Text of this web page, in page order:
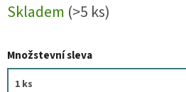
cena:
Skladem (>5 ks)
Množstevní sleva
1 ks